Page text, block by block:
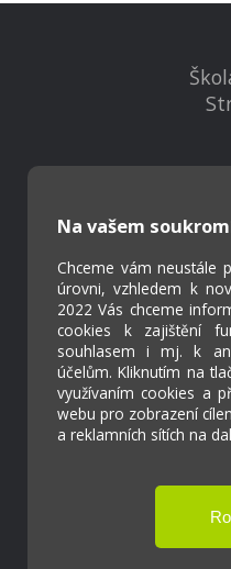
Na vašem
Chceme vám neustále
úrovni, vzhledem k
2022 Vás chceme
cookies k zajištění
souhlasem i mj. k
účelům. Kliknutím na
využívaním cookies a
webu pro zobrazení
a reklamních sítích na
Základní škola a